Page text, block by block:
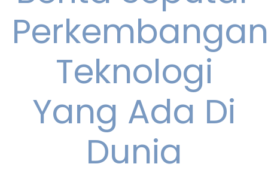
Perkembangan
Teknologi
Yang Ada Di
Dunia